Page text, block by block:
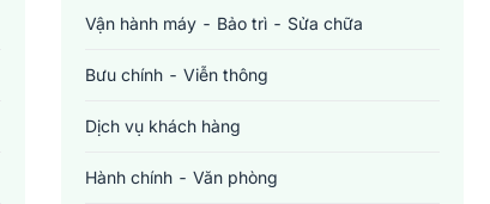
Vận hành máy - Bảo trì - Sửa chữa
Bưu chính - Viễn thông
Dịch vụ khách hàng
Hành chính - Văn phòng